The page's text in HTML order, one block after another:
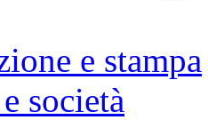
e stampa
società